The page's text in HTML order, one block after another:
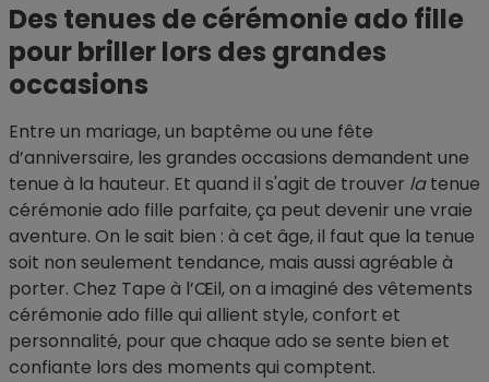
Des tenues de cérémonie ado fille
pour briller lors des grandes
occasions
Entre un mariage, un baptême ou une fête
d’anniversaire, les grandes occasions demandent une
tenue à la hauteur. Et quand il s'agit de trouver latenue
cérémonie ado fille parfaite, ça peut devenir une vraie
aventure. On le sait bien : à cet âge, il faut que la tenue
soit non seulement tendance, mais aussi agréable à
porter. Chez Tape à l’Œil, on a imaginé des vêtements
cérémonie ado fille qui allient style, confort et
personnalité, pour que chaque ado se sente bien et
confiante lors des moments qui comptent.